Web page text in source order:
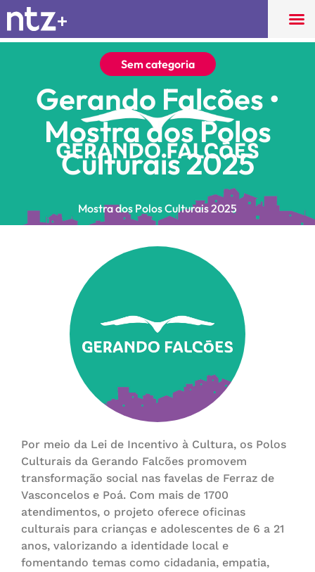
Sem categoria
Gerando Falcões •
Mostra dos Polos
Culturais 2025
Mostra dos Polos Culturais 2025
Por meio da Lei de Incentivo à Cultura, os Polos
Culturais da Gerando Falcões promovem
transformação social nas favelas de Ferraz de
Vasconcelos e Poá. Com mais de 1700
atendimentos, o projeto oferece oficinas
culturais para crianças e adolescentes de 6 a 21
anos, valorizando a identidade local e
fomentando temas como cidadania, empatia,